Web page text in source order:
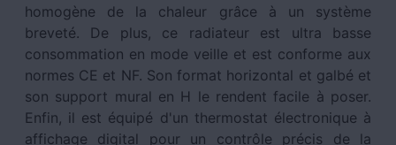
homogène de la chaleur grâce à un système
breveté. De plus, ce radiateur est ultra basse
consommation en mode veille et est conforme aux
normes CE et NF. Son format horizontal et galbé et
son support mural en H le rendent facile à poser.
Enfin, il est équipé d'un thermostat électronique à
affichage digital pour un contrôle précis de la